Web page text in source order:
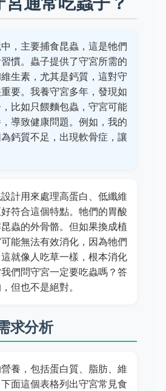
，主要捕食昆蟲，這是牠們
慣。蟲子提供了守宮所需的
生素，尤其是鈣質，這對守
要。我養守宮多年，發現如
比如只餵麵包蟲，守宮可能
導致健康問題。例如，我的
鈣質不足，出現軟骨症，讓
計用來處理高蛋白、低纖維
符合這個特點。牠們的胃酸
蟲的外骨骼。但如果換成植
能無法有效消化，因為牠們
就像人吃草一樣，根本消化
們問守宮一定要吃蟲嗎？答
但也不是絕對。
求分析
養，包括蛋白質、脂肪、維
面這個表格列出守宮常見食